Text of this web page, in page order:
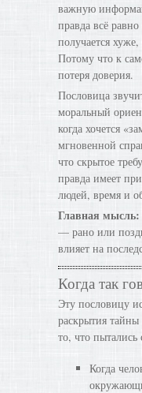
важную
правда всё
получается
Потому что к
потеря доверия.
Пословица
моральный
когда хочется
мгновенной
что скрытое
правда имеет
людей, время и
Главная мысль:
— рано или
влияет на
Когда так
Эту пословицу
раскрытия тайны
то, что пытались
Когда